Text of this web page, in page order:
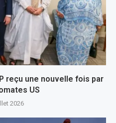
reçu une nouvelle fois par
US
2026